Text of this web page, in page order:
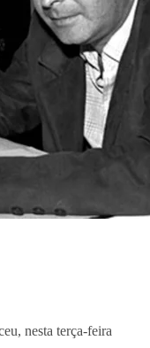
nesta terça-feira